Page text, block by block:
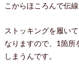
こからほころんで伝
ストッキングを履い
なりますので、1箇所
しまうんです。